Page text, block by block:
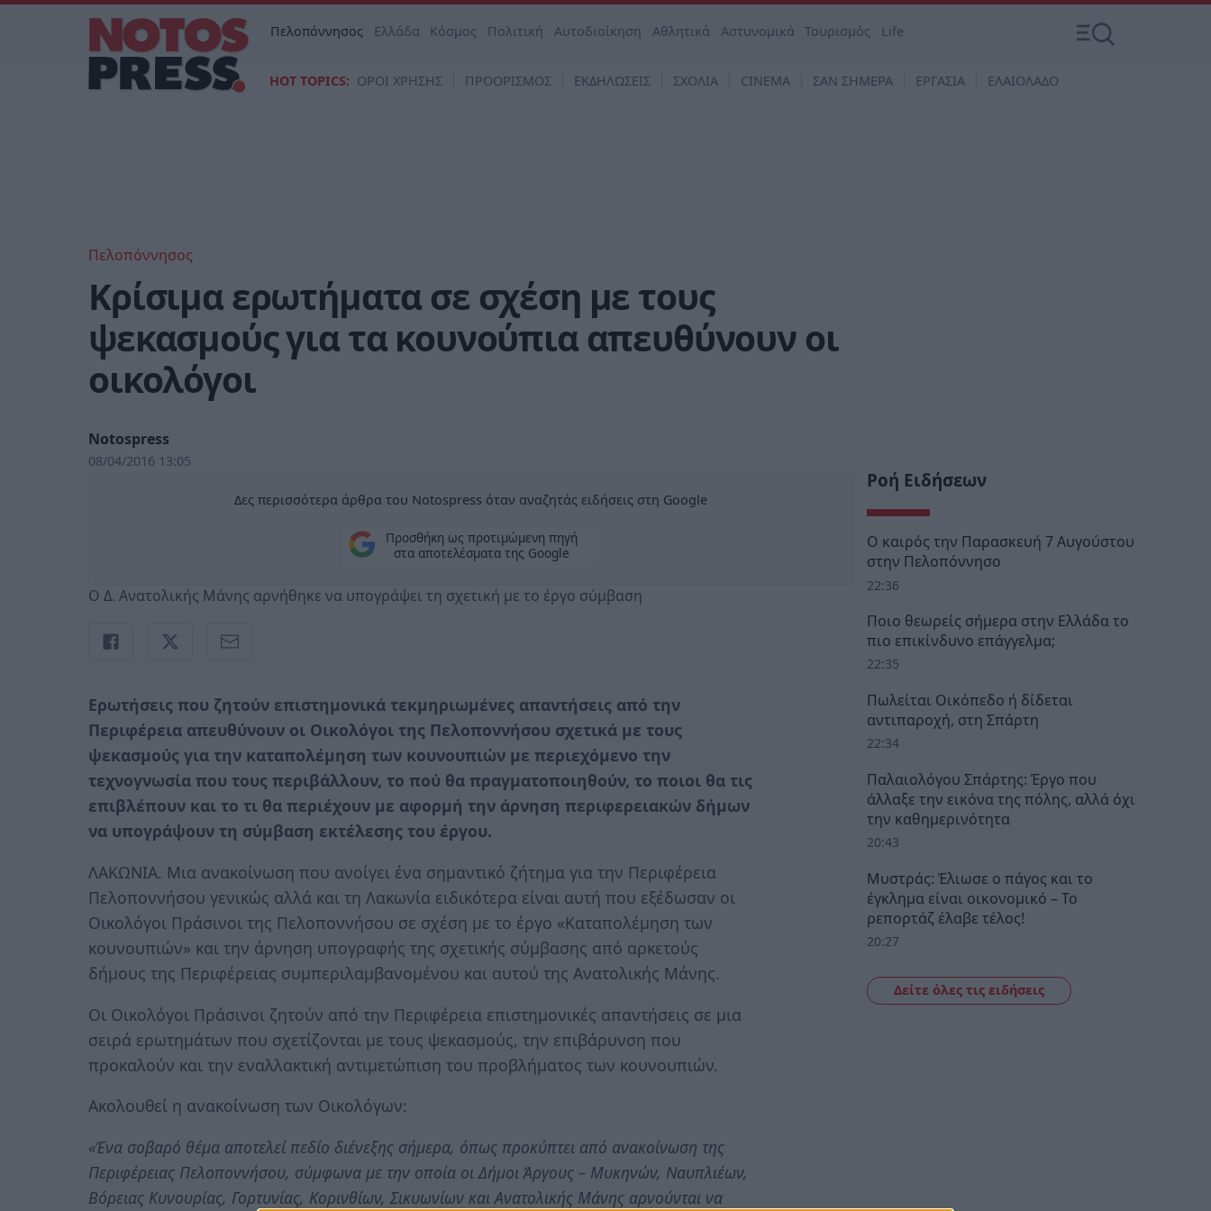
Πελοπόννησος Ελλάδα Κόσμος Πολιτική Αυτοδιοίκηση Αθλητικά Αστυνομικά Τουρισμός Life
HOT TOPICS: ΟΡΟΙ ΧΡΗΣΗΣ ΠΡΟΟΡΙΣΜΟΣ ΕΚΔΗΛΩΣΕΙΣ ΣΧΟΛΙΑ CINEMA ΣΑΝ ΣΗΜΕΡΑ ΕΡΓΑΣΙΑ ΕΛΑΙΟΛΑΔΟ
Πελοπόννησος
Κρίσιμα ερωτήματα σε σχέση με τους
ψεκασμούς για τα κουνούπια απευθύνουν οι
οικολόγοι
Notospress
08/04/2016 13:05
Δες περισσότερα άρθρα του Notospress όταν αναζητάς ειδήσεις στη Google
Προσθήκη ως προτιμώμενη πηγή
στα αποτελέσματα της Google
Ο Δ. Ανατολικής Μάνης αρνήθηκε να υπογράψει τη σχετική με το έργο σύμβαση
Ερωτήσεις που ζητούν επιστημονικά τεκμηριωμένες απαντήσεις από την
Περιφέρεια απευθύνουν οι Οικολόγοι της Πελοποννήσου σχετικά με τους
ψεκασμούς για την καταπολέμηση των κουνουπιών με περιεχόμενο την
τεχνογνωσία που τους περιβάλλουν, το πού θα πραγματοποιηθούν, το ποιοι θα τις
επιβλέπουν και το τι θα περιέχουν με αφορμή την άρνηση περιφερειακών δήμων
να υπογράψουν τη σύμβαση εκτέλεσης του έργου.
ΛΑΚΩΝΙΑ. Μια ανακοίνωση που ανοίγει ένα σημαντικό ζήτημα για την Περιφέρεια
Πελοποννήσου γενικώς αλλά και τη Λακωνία ειδικότερα είναι αυτή που εξέδωσαν οι
Οικολόγοι Πράσινοι της Πελοποννήσου σε σχέση με το έργο «Καταπολέμηση των
κουνουπιών» και την άρνηση υπογραφής της σχετικής σύμβασης από αρκετούς
δήμους της Περιφέρειας συμπεριλαμβανομένου και αυτού της Ανατολικής Μάνης.
Οι Οικολόγοι Πράσινοι ζητούν από την Περιφέρεια επιστημονικές απαντήσεις σε μια
σειρά ερωτημάτων που σχετίζονται με τους ψεκασμούς, την επιβάρυνση που
προκαλούν και την εναλλακτική αντιμετώπιση του προβλήματος των κουνουπιών.
Ακολουθεί η ανακοίνωση των Οικολόγων:
«Ένα σοβαρό θέμα αποτελεί πεδίο διένεξης σήμερα, όπως προκύπτει από ανακοίνωση της
Περιφέρειας Πελοποννήσου, σύμφωνα με την οποία οι Δήμοι Άργους – Μυκηνών, Ναυπλιέων,
Βόρειας Κυνουρίας, Γορτυνίας, Κορινθίων, Σικυωνίων και Ανατολικής Μάνης αρνούνται να
Ροή Ειδήσεων
Ο καιρός την Παρασκευή 7 Αυγούστου
στην Πελοπόννησο
22:36
Ποιο θεωρείς σήμερα στην Ελλάδα το
πιο επικίνδυνο επάγγελμα;
22:35
Πωλείται Οικόπεδο ή δίδεται
αντιπαροχή, στη Σπάρτη
22:34
Παλαιολόγου Σπάρτης: Έργο που
άλλαξε την εικόνα της πόλης, αλλά όχι
την καθημερινότητα
20:43
Μυστράς: Έλιωσε ο πάγος και το
έγκλημα είναι οικονομικό – Το
ρεπορτάζ έλαβε τέλος!
20:27
Δείτε όλες τις ειδήσεις